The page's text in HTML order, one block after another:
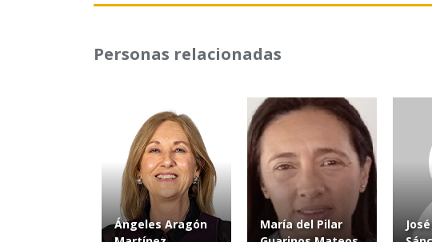
Personas relacionadas
Ángeles Aragón
María del Pilar